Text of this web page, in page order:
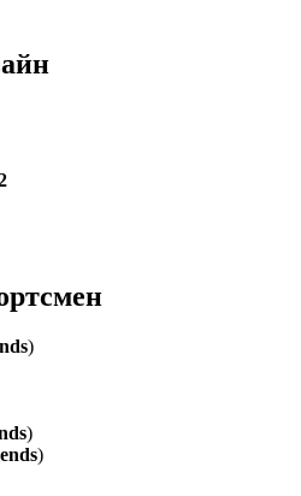
)
)
)